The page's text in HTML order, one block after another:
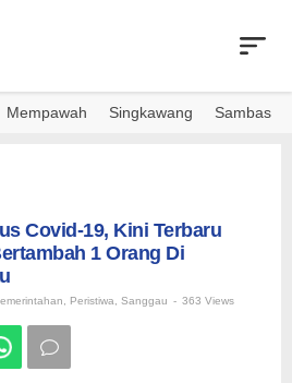
Mempawah Singkawang Sambas
Covid-19, Kini Terbaru
1 Orang Di
Peristiwa Sanggau - 363 Views